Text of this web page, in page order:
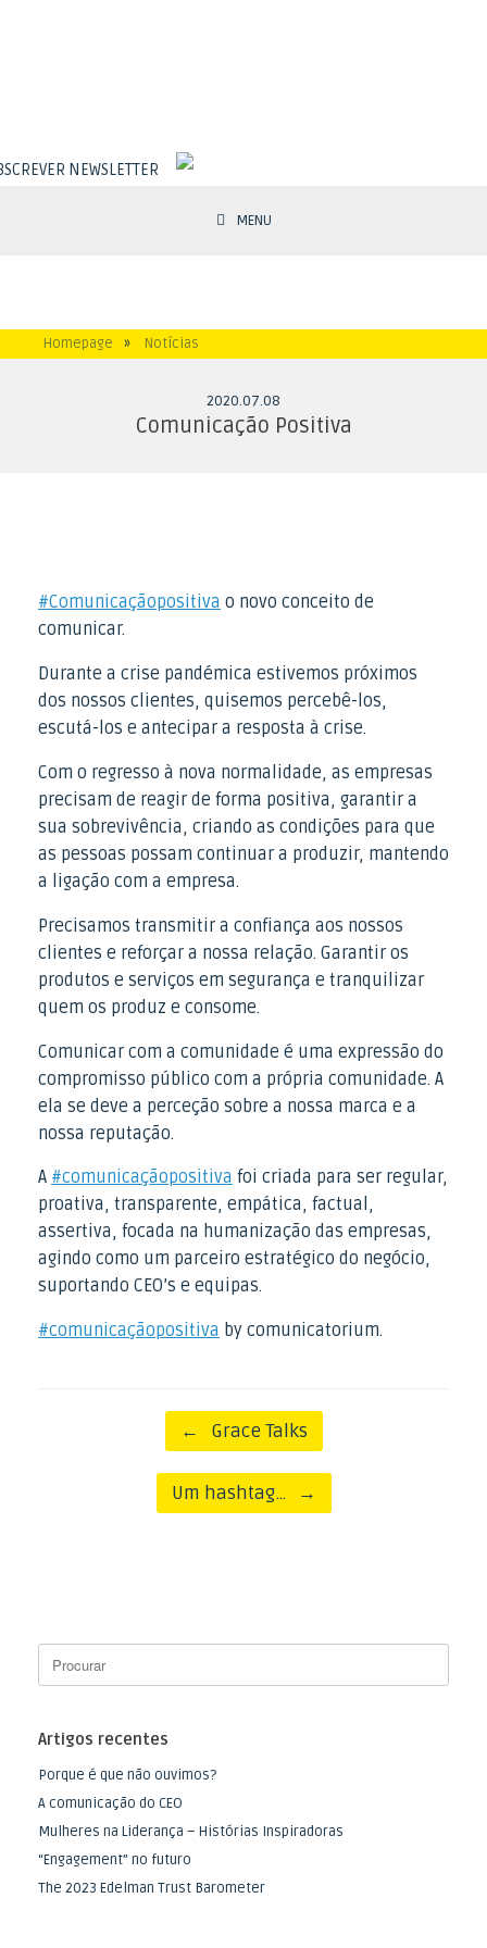
MENU
NEWSLETTER
Homepage » Notícias
2020.07.08
Comunicação Positiva
#Comunicaçãopositiva o novo conceito de
comunicar.
Durante a crise pandémica estivemos próximos
dos nossos clientes, quisemos percebê-los,
escutá-los e antecipar a resposta à crise.
Com o regresso à nova normalidade, as empresas
precisam de reagir de forma positiva, garantir a
sua sobrevivência, criando as condições para que
as pessoas possam continuar a produzir, mantendo
a ligação com a empresa.
Precisamos transmitir a confiança aos nossos
clientes e reforçar a nossa relação. Garantir os
produtos e serviços em segurança e tranquilizar
quem os produz e consome.
Comunicar com a comunidade é uma expressão do
compromisso público com a própria comunidade. A
ela se deve a perceção sobre a nossa marca e a
nossa reputação.
A #comunicaçãopositiva foi criada para ser regular,
proativa, transparente, empática, factual,
assertiva, focada na humanização das empresas,
agindo como um parceiro estratégico do negócio,
suportando CEO’s e equipas.
#comunicaçãopositiva by comunicatorium.
← Grace Talks
Um hashtag… →
Artigos recentes
Porque é que não ouvimos?
A comunicação do CEO
Mulheres na Liderança – Histórias Inspiradoras
“Engagement” no futuro
The 2023 Edelman Trust Barometer